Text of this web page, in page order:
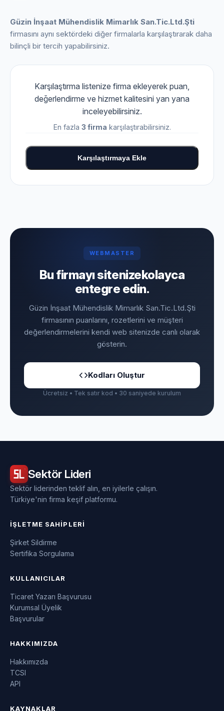
Güzin İnşaat Mühendislik Mimarlık San.Tic.Ltd.Şti
firmasını aynı sektördeki diğer firmalarla karşılaştırarak daha
bilinçli bir tercih yapabilirsiniz.
Karşılaştırma listenize firma ekleyerek puan,
değerlendirme ve hizmet kalitesini yan yana
inceleyebilirsiniz.
En fazla 3 firma karşılaştırabilirsiniz.
Karşılaştırmaya Ekle
WEBMASTER
Bu firmayı sitenizekolayca
entegre edin.
Güzin İnşaat Mühendislik Mimarlık San.Tic.Ltd.Şti
firmasının puanlarını, rozetlerini ve müşteri
değerlendirmelerini kendi web sitenizde canlı olarak
gösterin.
Kodları Oluştur
Ücretsiz • Tek satır kod • 30 saniyede kurulum
Sektör Lideri
Sektör liderinden teklif alın, en iyilerle çalışın.
Türkiye'nin firma keşif platformu.
İŞLETME SAHIPLERI
Şirket Sildirme
Sertifika Sorgulama
KULLANICILAR
Ticaret Yazarı Başvurusu
Kurumsal Üyelik
Başvurular
HAKKIMIZDA
Hakkımızda
TCSI
API
KAYNAKLAR